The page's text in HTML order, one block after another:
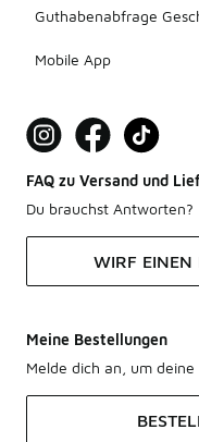
Guthabenabfrage
Mobile App
FAQ zu Versand und
Du brauchst Antworten?
WIRF EINEN
Meine Bestellungen
Melde dich an, um deine